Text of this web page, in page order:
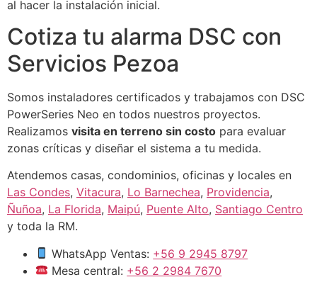
al hacer la instalación inicial.
Cotiza tu alarma DSC con
Servicios Pezoa
Somos instaladores certificados y trabajamos con DSC
PowerSeries Neo en todos nuestros proyectos.
Realizamos visita en terreno sin costo para evaluar
zonas críticas y diseñar el sistema a tu medida.
Atendemos casas, condominios, oficinas y locales en
Las Condes, Vitacura, Lo Barnechea, Providencia,
Ñuñoa, La Florida, Maipú, Puente Alto, Santiago Centro
y toda la RM.
WhatsApp Ventas: +56 9 2945 8797
Mesa central: +56 2 2984 7670